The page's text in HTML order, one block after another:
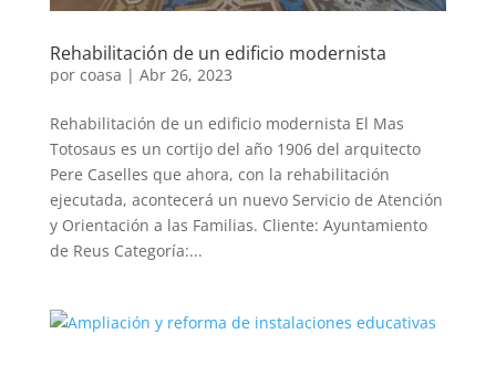
Rehabilitación de un edificio modernista
por coasa | Abr 26, 2023
Rehabilitación de un edificio modernista El Mas
Totosaus es un cortijo del año 1906 del arquitecto
Pere Caselles que ahora, con la rehabilitación
ejecutada, acontecerá un nuevo Servicio de Atención
y Orientación a las Familias. Cliente: Ayuntamiento
de Reus Categoría:...